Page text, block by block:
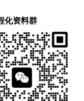
化资料群